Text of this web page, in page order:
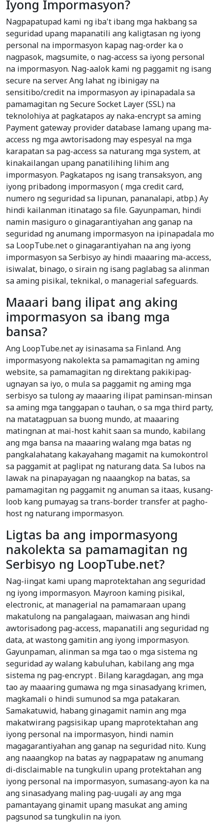
Iyong Impormasyon?
Nagpapatupad kami ng iba't ibang mga hakbang sa
seguridad upang mapanatili ang kaligtasan ng iyong
personal na impormasyon kapag nag-order ka o
nagpasok, magsumite, o nag-access sa iyong personal
na impormasyon. Nag-aalok kami ng paggamit ng isang
secure na server. Ang lahat ng ibinigay na
sensitibo/credit na impormasyon ay ipinapadala sa
pamamagitan ng Secure Socket Layer (SSL) na
teknolohiya at pagkatapos ay naka-encrypt sa aming
Payment gateway provider database lamang upang ma-
access ng mga awtorisadong may espesyal na mga
karapatan sa pag-access sa naturang mga system, at
kinakailangan upang panatilihing lihim ang
impormasyon. Pagkatapos ng isang transaksyon, ang
iyong pribadong impormasyon ( mga credit card,
numero ng seguridad sa lipunan, pananalapi, atbp.) Ay
hindi kailanman itinatago sa file. Gayunpaman, hindi
namin masiguro o ginagarantiyahan ang ganap na
seguridad ng anumang impormasyon na ipinapadala mo
sa LoopTube.net o ginagarantiyahan na ang iyong
impormasyon sa Serbisyo ay hindi maaaring ma-access,
isiwalat, binago, o sirain ng isang paglabag sa alinman
sa aming pisikal, teknikal, o managerial safeguards.
Maaari bang ilipat ang aking
impormasyon sa ibang mga
bansa?
Ang LoopTube.net ay isinasama sa Finland. Ang
impormasyong nakolekta sa pamamagitan ng aming
website, sa pamamagitan ng direktang pakikipag-
ugnayan sa iyo, o mula sa paggamit ng aming mga
serbisyo sa tulong ay maaaring ilipat paminsan-minsan
sa aming mga tanggapan o tauhan, o sa mga third party,
na matatagpuan sa buong mundo, at maaaring
matingnan at mai-host kahit saan sa mundo, kabilang
ang mga bansa na maaaring walang mga batas ng
pangkalahatang kakayahang magamit na kumokontrol
sa paggamit at paglipat ng naturang data. Sa lubos na
lawak na pinapayagan ng naaangkop na batas, sa
pamamagitan ng paggamit ng anuman sa itaas, kusang-
loob kang pumayag sa trans-border transfer at pagho-
host ng naturang impormasyon.
Ligtas ba ang impormasyong
nakolekta sa pamamagitan ng
Serbisyo ng LoopTube.net?
Nag-iingat kami upang maprotektahan ang seguridad
ng iyong impormasyon. Mayroon kaming pisikal,
electronic, at managerial na pamamaraan upang
makatulong na pangalagaan, maiwasan ang hindi
awtorisadong pag-access, mapanatili ang seguridad ng
data, at wastong gamitin ang iyong impormasyon.
Gayunpaman, alinman sa mga tao o mga sistema ng
seguridad ay walang kabuluhan, kabilang ang mga
sistema ng pag-encrypt . Bilang karagdagan, ang mga
tao ay maaaring gumawa ng mga sinasadyang krimen,
magkamali o hindi sumunod sa mga patakaran.
Samakatuwid, habang ginagamit namin ang mga
makatwirang pagsisikap upang maprotektahan ang
iyong personal na impormasyon, hindi namin
magagarantiyahan ang ganap na seguridad nito. Kung
ang naaangkop na batas ay nagpapataw ng anumang
di-disclaimable na tungkulin upang protektahan ang
iyong personal na impormasyon, sumasang-ayon ka na
ang sinasadyang maling pag-uugali ay ang mga
pamantayang ginamit upang masukat ang aming
pagsunod sa tungkulin na iyon.